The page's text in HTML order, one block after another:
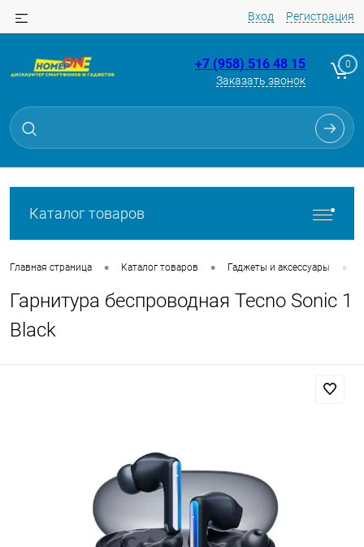
Вход Регистрация
+7 (958) 516 48 15
Заказать звонок
0
Каталог товаров
Главная страница • Каталог товаров • Гаджеты и аксессуары •
Гарнитура беспроводная Tecno Sonic 1
Black
Для клиентов всех банков
Разбейте
без переплат
Сегодня
Оплачивайте сегодня только
% картой любого банка
Получайте товар